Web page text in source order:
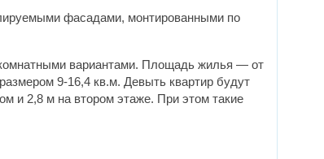
фасадами, монтированными по
вариантами. Площадь жилья — от
9-16,4 кв.м. Девыть квартир будут
и 2,8 м на втором этаже. При этом такие